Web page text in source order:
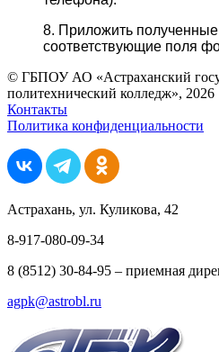
8. Приложить
соответствующие поля
© ГБПОУ АО «Астраханский
политехнический колледж», 2026
Контакты
Политика конфиденциальности
Астрахань, ул. Куликова, 42
8-917-080-09-34
8 (8512) 30-84-95 – приемная
agpk@astrobl.ru